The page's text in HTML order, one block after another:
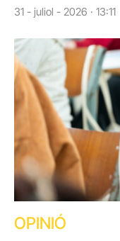
31 - juliol - 2026 · 13:11
OPINIÓ